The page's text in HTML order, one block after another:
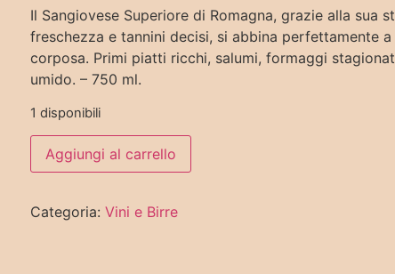
Il Sangiovese Superiore di Romagna, grazie alla sua
freschezza e tannini decisi, si abbina perfettamente
corposa. Primi piatti ricchi, salumi, formaggi
umido. – 750 ml.
1 disponibili
Aggiungi al carrello
Categoria: Vini e Birre